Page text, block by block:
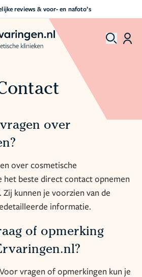
reviews & voor- en nafoto’s
over
over cosmetische
het beste direct contact opnemen
kunnen je voorzien van de
informatie.
of opmerking
vragen of opmerkingen kun je